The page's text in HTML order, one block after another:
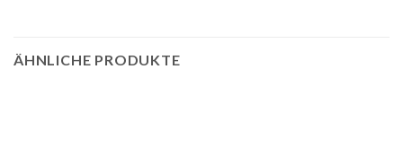
ÄHNLICHE PRODUKTE